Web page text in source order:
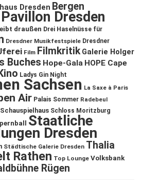
Dresden Bergen
Dresden
draußen Drei Haselnüsse für
Dresdner Musikfestspiele Dresdner
Film Filmkritik Galerie Holger
Buches Hope-Gala HOPE Cape
Ladys Gin Night
Sachsen La Saxe à Paris
Air Palais Sommer Radebeul
Schauspielhaus Schloss Moritzburg
Staatliche
Dresden
Städtische Galerie Dresden Thalia
Rathen Top Lounge Volksbank
Rügen